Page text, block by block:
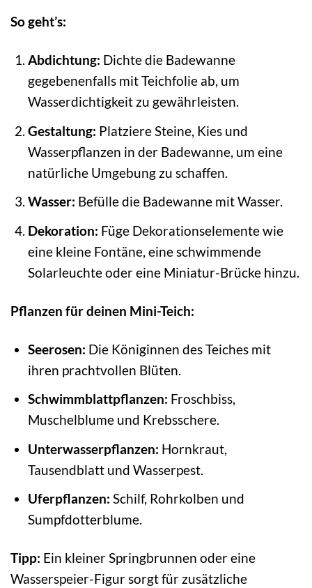
So geht’s:
Abdichtung: Dichte die Badewanne
gegebenenfalls mit Teichfolie ab, um
Wasserdichtigkeit zu gewährleisten.
Gestaltung: Platziere Steine, Kies und
Wasserpflanzen in der Badewanne, um eine
natürliche Umgebung zu schaffen.
Wasser: Befülle die Badewanne mit Wasser.
Dekoration: Füge Dekorationselemente wie
eine kleine Fontäne, eine schwimmende
Solarleuchte oder eine Miniatur-Brücke hinzu.
Pflanzen für deinen Mini-Teich:
Seerosen: Die Königinnen des Teiches mit
ihren prachtvollen Blüten.
Schwimmblattpflanzen: Froschbiss,
Muschelblume und Krebsschere.
Unterwasserpflanzen: Hornkraut,
Tausendblatt und Wasserpest.
Uferpflanzen: Schilf, Rohrkolben und
Sumpfdotterblume.
Tipp: Ein kleiner Springbrunnen oder eine
Wasserspeier-Figur sorgt für zusätzliche